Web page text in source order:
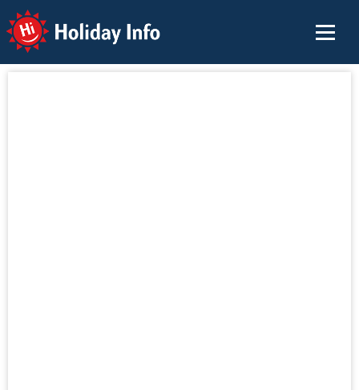
Holiday Info